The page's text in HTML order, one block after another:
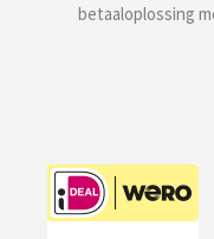
betaaloplossing